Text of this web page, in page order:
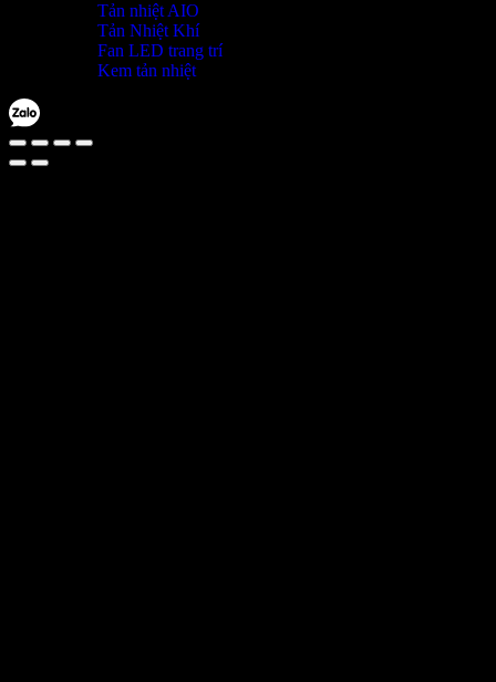
Tản nhiệt AIO
Tản Nhiệt Khí
Fan LED trang trí
Kem tản nhiệt